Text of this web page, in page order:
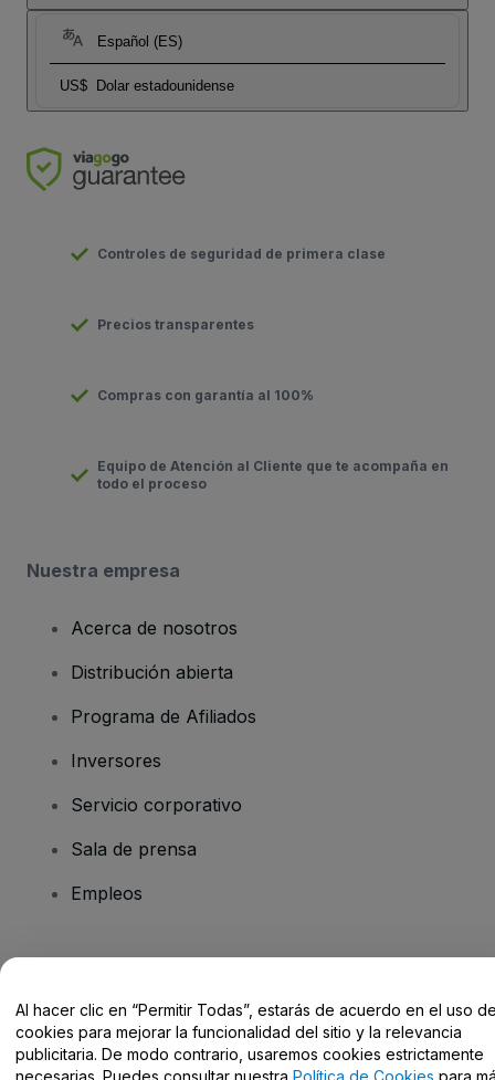
Español (ES)
US$ Dolar estadounidense
Controles de seguridad de primera clase
Precios transparentes
Compras con garantía al 100%
Equipo de Atención al Cliente que te acompaña en
todo el proceso
Nuestra empresa
Acerca de nosotros
Distribución abierta
Programa de Afiliados
Inversores
Servicio corporativo
Sala de prensa
Empleos
Centro de Ayuda / Contacto
Al hacer clic en “Permitir Todas”, estarás de acuerdo en el uso
cookies para mejorar la funcionalidad del sitio y la relevancia
publicitaria. De modo contrario, usaremos cookies estrictamente
necesarias. Puedes consultar nuestra Política de Cookies para